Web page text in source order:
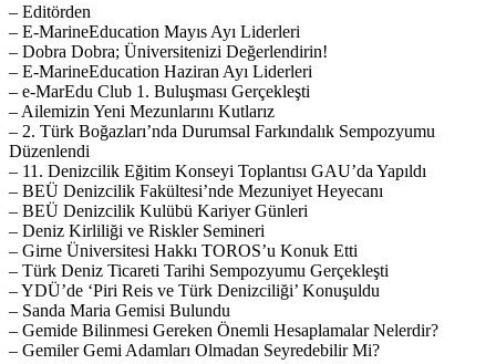
– Editörden
– E-MarineEducation Mayıs Ayı Liderleri
– Dobra Dobra; Üniversitenizi Değerlendirin!
– E-MarineEducation Haziran Ayı Liderleri
– e-MarEdu Club 1. Buluşması Gerçekleşti
– Ailemizin Yeni Mezunlarını Kutlarız
– 2. Türk Boğazları’nda Durumsal Farkındalık Sempozyumu
Düzenlendi
– 11. Denizcilik Eğitim Konseyi Toplantısı GAU’da Yapıldı
– BEÜ Denizcilik Fakültesi’nde Mezuniyet Heyecanı
– BEÜ Denizcilik Kulübü Kariyer Günleri
– Deniz Kirliliği ve Riskler Semineri
– Girne Üniversitesi Hakkı TOROS’u Konuk Etti
– Türk Deniz Ticareti Tarihi Sempozyumu Gerçekleşti
– YDÜ’de ‘Piri Reis ve Türk Denizciliği’ Konuşuldu
– Sanda Maria Gemisi Bulundu
– Gemide Bilinmesi Gereken Önemli Hesaplamalar Nelerdir?
– Gemiler Gemi Adamları Olmadan Seyredebilir Mi?